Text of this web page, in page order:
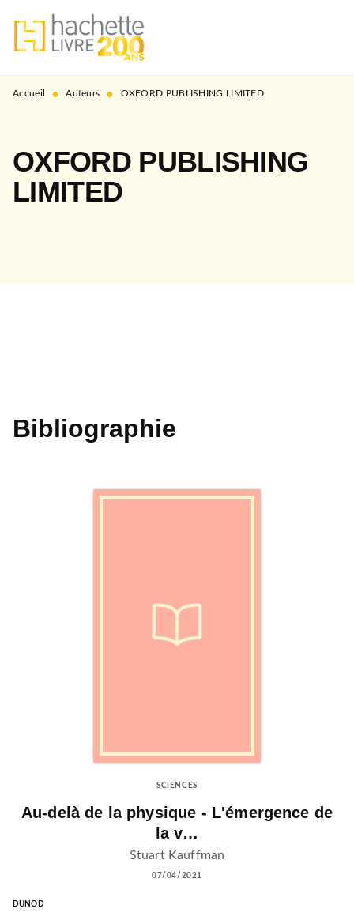
MENU RECHERCHE
PIED DE PAGE
Accueil • Auteurs • OXFORD PUBLISHING LIMITED
OXFORD PUBLISHING
LIMITED
Bibliographie
SCIENCES
Au-delà de la physique - L'émergence de
la v…
Stuart Kauffman
07/04/2021
DUNOD